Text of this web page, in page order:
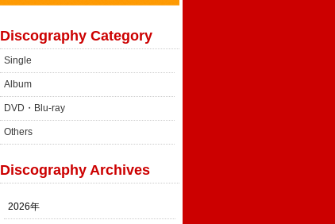
Discography Category
Single
Album
DVD・Blu-ray
Others
Discography Archives
2026年